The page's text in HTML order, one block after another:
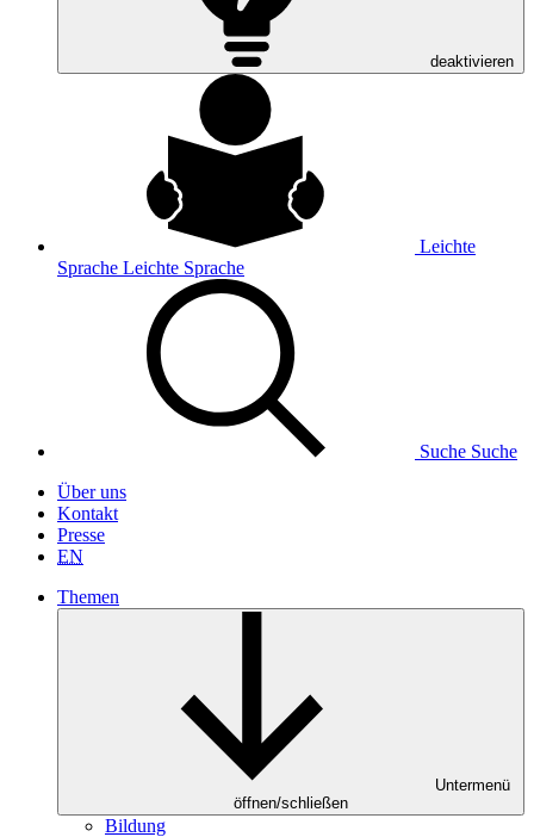
deaktivieren
Leichte
Sprache Leichte Sprache
Suche Suche
Über uns
Kontakt
Presse
EN
Themen
Untermenü
öffnen/schließen
Bildung